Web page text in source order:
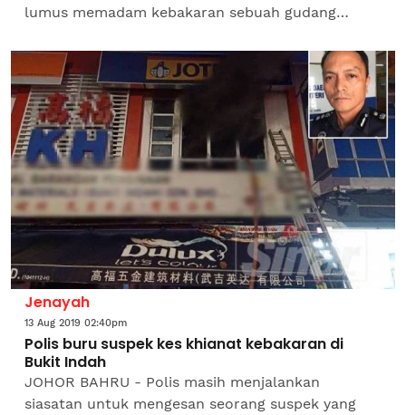
lumus memadam kebakaran sebuah gudang
sejak 24 jam lalu. Balai...
Jenayah
13 Aug 2019 02:40pm
Polis buru suspek kes khianat kebakaran di
Bukit Indah
JOHOR BAHRU - Polis masih menjalankan
siasatan untuk mengesan seorang suspek yang